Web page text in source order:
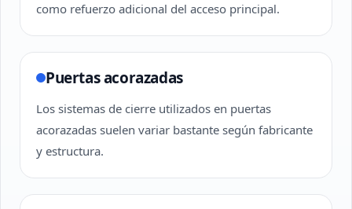
como refuerzo adicional del acceso principal.
Puertas acorazadas
Los sistemas de cierre utilizados en puertas
acorazadas suelen variar bastante según fabricante
y estructura.